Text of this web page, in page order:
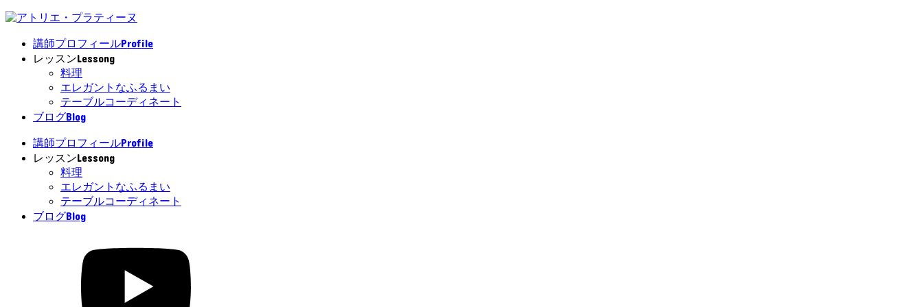
講師プロフィールProfile
レッスンLessong
料理
エレガントなふるまい
テーブルコーディネート
ブログBlog
講師プロフィールProfile
レッスンLessong
料理
エレガントなふるまい
テーブルコーディネート
ブログBlog